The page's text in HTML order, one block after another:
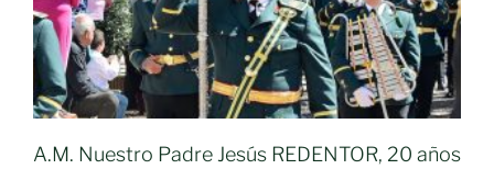
A.M. Nuestro Padre Jesús REDENTOR, 20 años